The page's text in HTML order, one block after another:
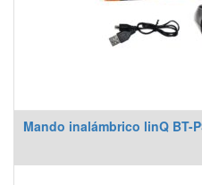
Mando inalámbrico linQ BT-